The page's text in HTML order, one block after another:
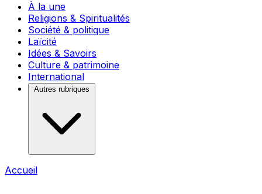
À la une
Religions & Spiritualités
Société & politique
Laïcité
Idées & Savoirs
Culture & patrimoine
International
Autres rubriques
Accueil